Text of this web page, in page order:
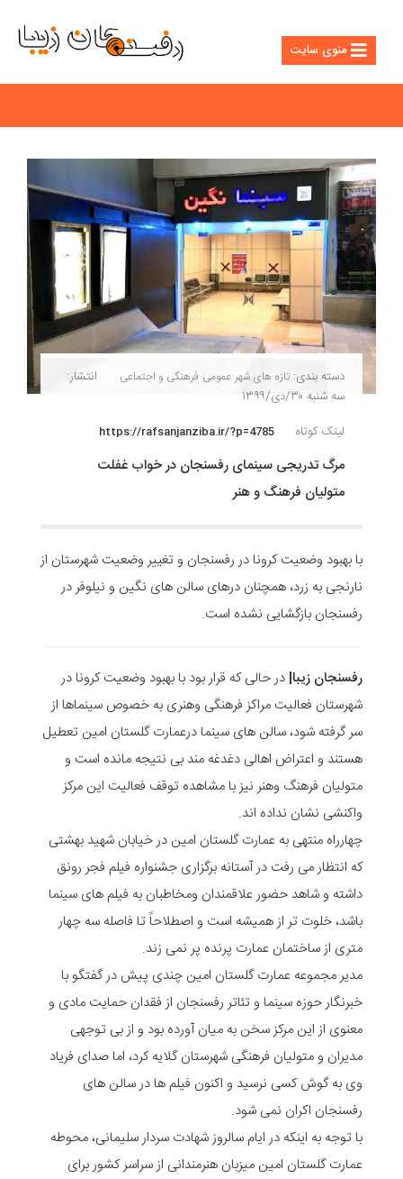
منوی سایت
دسته بندی: تازه های شهر عمومی فرهنگی و اجتماعی
انتشار:
سه شنبه ۳۰/دی/۱۳۹۹
لینک کوتاه
https://rafsanjanziba.ir/?p=4785
مرگ تدریجی سینمای رفسنجان در خواب غفلت
متولیان فرهنگ و هنر
با بهبود وضعیت کرونا در رفسنجان و تغییر وضعیت شهرستان از
نارنجی به زرد، همچنان درهای سالن های نگین و نیلوفر در
رفسنجان بازگشایی نشده است.
رفسنجان زیبا| در حالی که قرار بود با بهبود وضعیت کرونا در
شهرستان فعالیت مراکز فرهنگی وهنری به خصوص سینماها از
سر گرفته شود، سالن های سینما درعمارت گلستان امین تعطیل
هستند و اعتراض اهالی دغدغه مند بی نتیجه مانده است و
متولیان فرهنگ وهنر نیز با مشاهده توقف فعالیت این مرکز
واکنشی نشان نداده اند.
چهارراه منتهی به عمارت گلستان امین در خیابان شهید بهشتی
که انتظار می رفت در آستانه برگزاری جشنواره فیلم فجر رونق
داشته و شاهد حضور علاقمندان ومخاطبان به فیلم های سینما
باشد، خلوت تر از همیشه است و اصطلاحاً تا فاصله سه چهار
متری از ساختمان عمارت پرنده پر نمی زند.
مدیر مجموعه عمارت گلستان امین چندی پیش در گفتگو با
خبرنگار حوزه سینما و تئاتر رفسنجان از فقدان حمایت مادی و
معنوی از این مرکز سخن به میان آورده بود و از بی توجهی
مدیران و متولیان فرهنگی شهرستان گلایه کرد، اما صدای فریاد
وی به گوش کسی نرسید و اکنون فیلم ها در سالن های
رفسنجان اکران نمی شود.
با توجه به اینکه در ایام سالروز شهادت سردار سلیمانی، محوطه
عمارت گلستان امین میزبان هنرمندانی از سراسر کشور برای